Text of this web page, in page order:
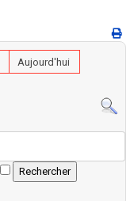
Aujourd'hui